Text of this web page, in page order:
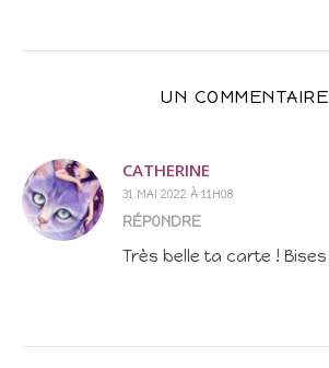
UN COMMENTAIRE
CATHERINE
31 MAI 2022 À 11H08
RÉPONDRE
Très belle ta carte ! Bises